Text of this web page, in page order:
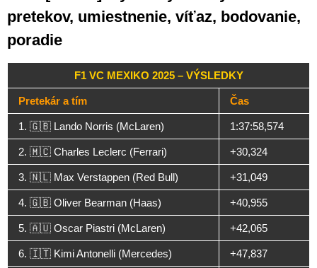
pretekov, umiestnenie, víťaz, bodovanie,
poradie
F1 VC MEXIKO 2025 – VÝSLEDKY
Pretekár a tím Čas
1. 🇬🇧 Lando Norris (McLaren) 1:37:58,574
2. 🇲🇨 Charles Leclerc (Ferrari) +30,324
3. 🇳🇱 Max Verstappen (Red Bull) +31,049
4. 🇬🇧 Oliver Bearman (Haas) +40,955
5. 🇦🇺 Oscar Piastri (McLaren) +42,065
6. 🇮🇹 Kimi Antonelli (Mercedes) +47,837